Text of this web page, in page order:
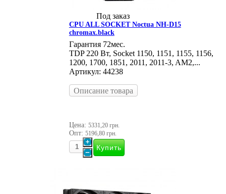
Под заказ
CPU ALL SOCKET Noctua NH-D15
chromax.black
Гарантия 72мес.
TDP 220 Вт, Socket 1150, 1151, 1155, 1156,
1200, 1700, 1851, 2011, 2011-3, AM2,...
Артикул: 44238
Описание товара
Цена: 5331,20 грн.
Опт: 5196,80 грн.